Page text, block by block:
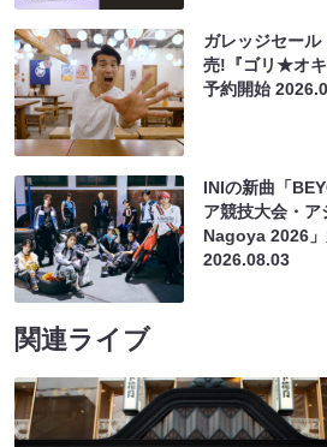
ガレッジセー
売!『ゴリ★オキ
予約開始
INIの新曲「
ア競技大会・
Nagoya 2026」
2026.08.03
関連ライブ